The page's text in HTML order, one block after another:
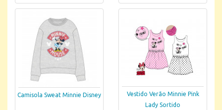
Camisola Sweat Minnie Disney
Vestido Verão Minnie Pink
Lady Sortido